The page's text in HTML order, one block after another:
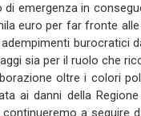
di emergenza in
euro per far fronte
burocratici
sia per il ruolo che
oltre i colori
ai danni della
continueremo a seguire